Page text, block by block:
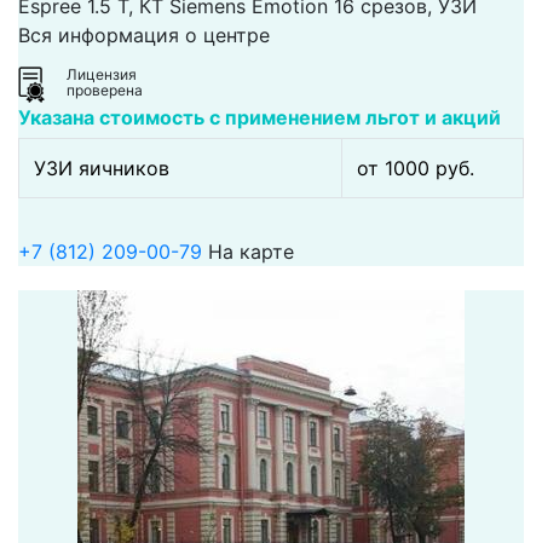
Espree 1.5 Т, КТ Siemens Emotion 16 срезов, УЗИ
Вся информация о центре
Лицензия
проверена
Указана стоимость с применением льгот и акций
УЗИ яичников от 1000 pуб.
+7 (812) 209-00-79 На карте